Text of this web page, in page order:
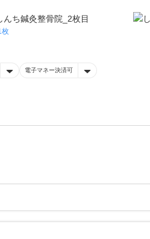
枚
電子マネー決済可